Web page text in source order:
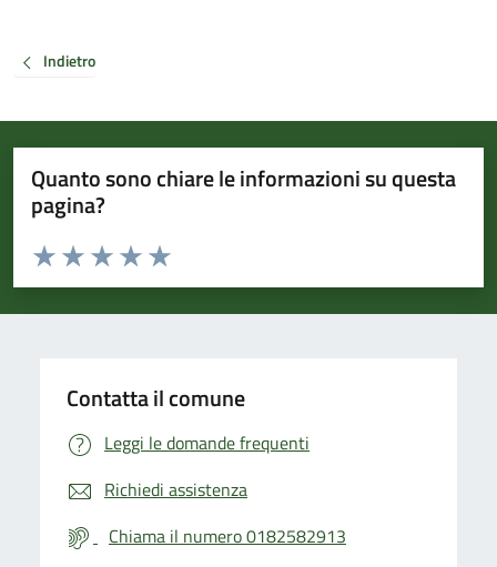
Indietro
Quanto sono chiare le informazioni su questa
pagina?
Valuta da 1 a 5 stelle la pagina
Valuta 5 stelle su 5
Valuta 4 stelle su 5
Valuta 3 stelle su 5
Valuta 2 stelle su 5
Valuta 1 stelle su 5
Contatta il comune
Leggi le domande frequenti
Richiedi assistenza
Chiama il numero 0182582913